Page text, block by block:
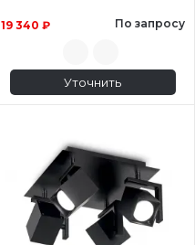
19 340 ₽ По запросу
Уточнить